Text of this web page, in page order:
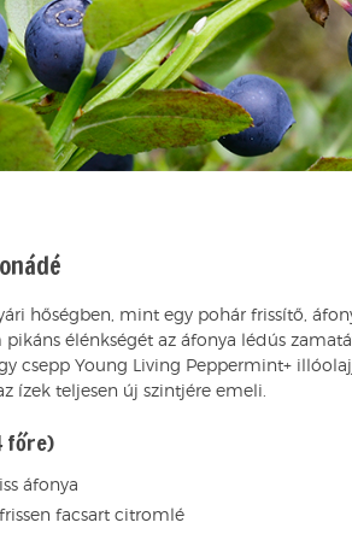
hőségben, mint egy pohár frissítő,
élénkségét az áfonya lédús
csepp Young Living Peppermint+
ízek teljesen új szintjére emeli.
főre)
áfonya
facsart citromlé